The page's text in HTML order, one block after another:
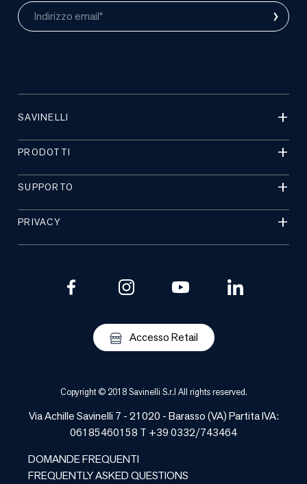
Indirizzo email* ›
SAVINELLI
PRODOTTI
SUPPORTO
PRIVACY
Accesso Retail
Copyright © 2018 Savinelli S.r.l All rights reserved.
Via Achille Savinelli 7 - 21020 -Barasso(VA) Partita IVA:
06185460158 T +39 0332/743464
DOMANDE FREQUENTI
FREQUENTLY ASKED QUESTIONS